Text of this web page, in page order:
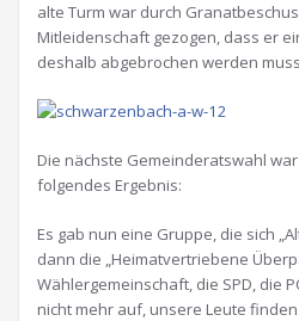
alte Turm war durch
Mitleidenschaft gezogen, dass er
deshalb abgebrochen werden
Die nächste Gemeinderatswahl
folgendes Ergebnis:
Es gab nun eine Gruppe, die sich
dann die „Heimatvertriebene
Wählergemeinschaft, die SPD, die
nicht mehr auf, unsere Leute